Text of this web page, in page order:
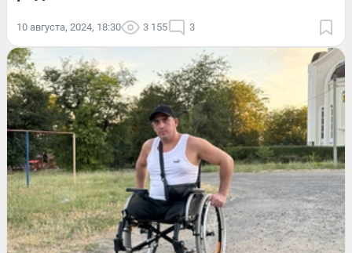
10 августа, 2024, 18:30 3 155 3